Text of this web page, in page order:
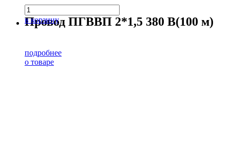
в корзину
Провод ПГВВП 2*1,5 380 В(100 м)
подробнее
о товаре